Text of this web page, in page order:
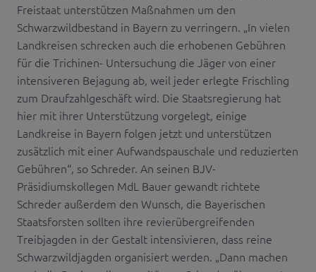
Freistaat unterstützen Maßnahmen um den
Schwarzwildbestand in Bayern zu verringern. „In vielen
Landkreisen schrecken auch die erhobenen Gebühren
für die Trichinen- Untersuchung die Jäger von einer
intensiveren Bejagung ab, weil jeder erlegte Frischling
zum Draufzahlgeschäft wird. Die Staatsregierung hat
hier mit ihrer Unterstützung vorgelegt, einige
Landkreise in Bayern folgen jetzt und unterstützen
zusätzlich mit einer Aufwandspauschale und reduzierten
Gebühren“, so Schreder. An seinen BJV-
Präsidiumskollegen MdL Bauer gewandt richtete
Schreder außerdem den Wunsch, die Bayerischen
Staatsforsten sollten ihre revierübergreifenden
Treibjagden in der Gestalt intensivieren, dass reine
Schwarzwildjagden organisiert werden. „Dann machen